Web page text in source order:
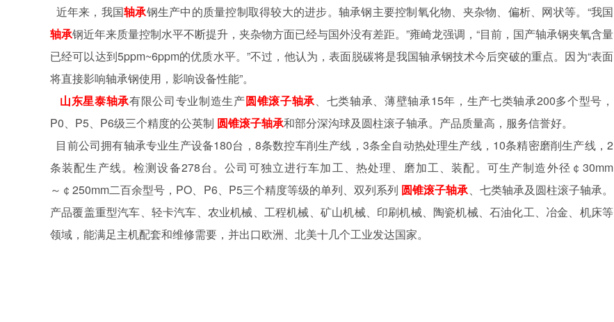
近年来，我国轴承钢生产中的质量控制取得较大的进步。轴承钢主要控制氧化物、夹杂物、偏析、网状等。 “我国
轴承钢近年来质量控制水平不断提升，夹杂物方面已经与国外没有差距。 ”雍崎龙强调， “目前，国产轴承钢夹氧含量
已经可以达到5ppm~6ppm的优质水平。 ”不过，他认为，表面脱碳将是我国轴承钢技术今后突破的重点。因为“表面
将直接影响轴承钢使用，影响设备性能”。
山东星泰轴承有限公司专业制造生产圆锥滚子轴承、七类轴承、薄壁轴承15年，生产七类轴承200多个型号，
P0、 P5、 P6级三个精度的公英制 圆锥滚子轴承和部分深沟球及圆柱滚子轴承。产品质量高，服务信誉好。
目前公司拥有轴承专业生产设备180台， 8条数控车削生产线， 3条全自动热处理生产线， 10条精密磨削生产线，2
条装配生产线。检测设备278台。公司可独立进行车加工、热处理、磨加工、装配。可生产制造外径￠ 30mm
～￠250mm二百余型号， PO、 P6、 P5三个精度等级的单列、双列系列 圆锥滚子轴承、七类轴承及圆柱滚子轴承。
产品覆盖重型汽车、轻卡汽车、农业机械、工程机械、矿山机械、印刷机械、陶瓷机械、石油化工、冶金、机床等
领域，能满足主机配套和维修需要，并出口欧洲、北美十几个工业发达国家。